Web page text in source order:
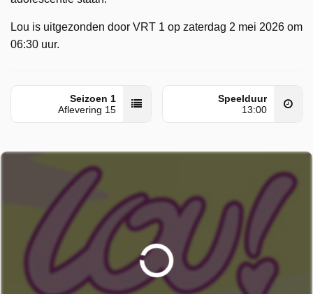
Lou is uitgezonden door VRT 1 op zaterdag 2 mei 2026 om
06:30 uur.
Seizoen 1
Aflevering 15
Speelduur
13:00